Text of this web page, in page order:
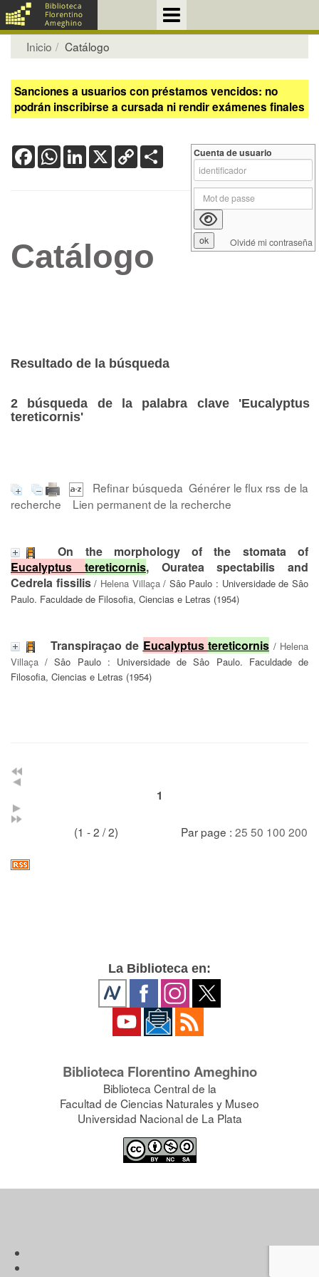
Inicio Catálogo
Sanciones a usuarios con préstamos vencidos: no
podrán inscribirse a cursada ni rendir exámenes finales
FacebookWhatsApp
LinkedIn
X Copy
Link
Catálogo
Resultado de la búsqueda
2 búsqueda de la palabra clave 'Eucalyptus
tereticornis'
Refinar búsqueda Générer le flux rss de la
recherche
Lien permanent de la recherche
On the morphology of the stomata of
Eucalyptus tereticornis, Ouratea spectabilis and
Cedrela fissilis/ Helena Villaça/ Sâo Paulo : Universidade de Sâo
Paulo. Faculdade de Filosofia, Ciencias e Letras (1954)
Transpiraçao de Eucalyptus tereticornis / Helena
Villaça / Sâo Paulo : Universidade de Sâo Paulo. Faculdade de
Filosofia, Ciencias e Letras (1954)
1
(1 - 2 / 2) Par page : 25 50 100 200
Cuenta de usuario
Olvidé mi contraseña
La Biblioteca en:
Biblioteca Florentino Ameghino
Biblioteca Central de la
Facultad de Ciencias Naturales y Museo
Universidad Nacional de La Plata